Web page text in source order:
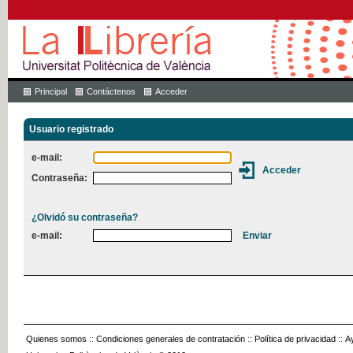
Principal Contáctenos Acceder
Usuario registrado
e-mail:
Contraseña:
¿Olvidó su contraseña?
e-mail:
Quienes somos :: Condiciones generales de contratación :: Política de privacidad ::